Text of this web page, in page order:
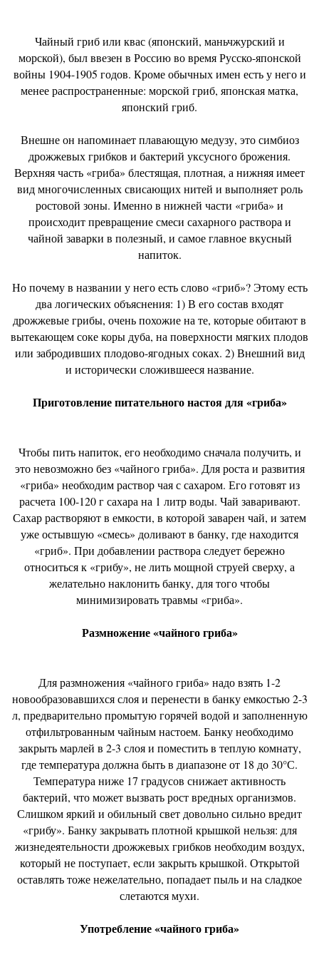
Чайный гриб или квас (японский, маньчжурский и
морской), был ввезен в Россию во время Русско-японской
войны 1904-1905 годов. Кроме обычных имен есть у него и
менее распространенные: морской гриб, японская матка,
японский гриб.
Внешне он напоминает плавающую медузу, это симбиоз
дрожжевых грибков и бактерий уксусного брожения.
Верхняя часть «гриба» блестящая, плотная, а нижняя имеет
вид многочисленных свисающих нитей и выполняет роль
ростовой зоны. Именно в нижней части «гриба» и
происходит превращение смеси сахарного раствора и
чайной заварки в полезный, и самое главное вкусный
напиток.
Но почему в названии у него есть слово «гриб»? Этому есть
два логических объяснения: 1) В его состав входят
дрожжевые грибы, очень похожие на те, которые обитают в
вытекающем соке коры дуба, на поверхности мягких плодов
или забродивших плодово-ягодных соках. 2) Внешний вид
и исторически сложившееся название.
Приготовление питательного настоя для «гриба»
Чтобы пить напиток, его необходимо сначала получить, и
это невозможно без «чайного гриба». Для роста и развития
«гриба» необходим раствор чая с сахаром. Его готовят из
расчета 100-120 г сахара на 1 литр воды. Чай заваривают.
Сахар растворяют в емкости, в которой заварен чай, и затем
уже остывшую «смесь» доливают в банку, где находится
«гриб». При добавлении раствора следует бережно
относиться к «грибу», не лить мощной струей сверху, а
желательно наклонить банку, для того чтобы
минимизировать травмы «гриба».
Размножение «чайного гриба»
Для размножения «чайного гриба» надо взять 1-2
новообразовавшихся слоя и перенести в банку емкостью 2-3
л, предварительно промытую горячей водой и заполненную
отфильтрованным чайным настоем. Банку необходимо
закрыть марлей в 2-3 слоя и поместить в теплую комнату,
где температура должна быть в диапазоне от 18 до 30°С.
Температура ниже 17 градусов снижает активность
бактерий, что может вызвать рост вредных организмов.
Слишком яркий и обильный свет довольно сильно вредит
«грибу». Банку закрывать плотной крышкой нельзя: для
жизнедеятельности дрожжевых грибков необходим воздух,
который не поступает, если закрыть крышкой. Открытой
оставлять тоже нежелательно, попадает пыль и на сладкое
слетаются мухи.
Употребление «чайного гриба»